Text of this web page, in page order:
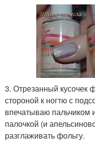
3. Отрезанный кусочек
стороной к ногтю с
впечатываю пальчиком
палочкой (и
разглаживать фольгу.